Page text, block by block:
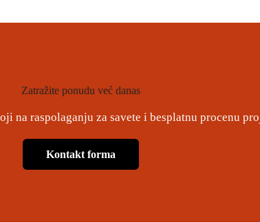
Zatražite ponudu već danas
na raspolaganju za savete i besplatnu procenu
Kontakt forma